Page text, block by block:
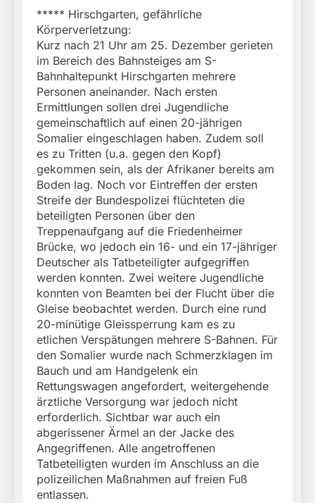
***** Hirschgarten, gefährliche
Körperverletzung:
Kurz nach 21 Uhr am 25. Dezember gerieten
im Bereich des Bahnsteiges am S-
Bahnhaltepunkt Hirschgarten mehrere
Personen aneinander. Nach ersten
Ermittlungen sollen drei Jugendliche
gemeinschaftlich auf einen 20-jährigen
Somalier eingeschlagen haben. Zudem soll
es zu Tritten (u.a. gegen den Kopf)
gekommen sein, als der Afrikaner bereits am
Boden lag. Noch vor Eintreffen der ersten
Streife der Bundespolizei flüchteten die
beteiligten Personen über den
Treppenaufgang auf die Friedenheimer
Brücke, wo jedoch ein 16- und ein 17-jähriger
Deutscher als Tatbeteiligter aufgegriffen
werden konnten. Zwei weitere Jugendliche
konnten von Beamten bei der Flucht über die
Gleise beobachtet werden. Durch eine rund
20-minütige Gleissperrung kam es zu
etlichen Verspätungen mehrere S-Bahnen. Für
den Somalier wurde nach Schmerzklagen im
Bauch und am Handgelenk ein
Rettungswagen angefordert, weitergehende
ärztliche Versorgung war jedoch nicht
erforderlich. Sichtbar war auch ein
abgerissener Ärmel an der Jacke des
Angegriffenen. Alle angetroffenen
Tatbeteiligten wurden im Anschluss an die
polizeilichen Maßnahmen auf freien Fuß
entlassen.